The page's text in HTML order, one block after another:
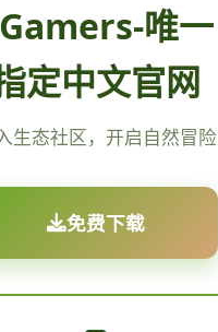
唯一
定中文官网
生态社区，开启自然冒险
免费下载